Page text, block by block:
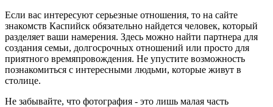
Если вас интересуют серьезные отношения, то на сайте
знакомств Каспийск обязательно найдется человек, который
разделяет ваши намерения. Здесь можно найти партнера для
создания семьи, долгосрочных отношений или просто для
приятного времяпровождения. Не упустите возможность
познакомиться с интересными людьми, которые живут в
столице.
Не забывайте, что фотография - это лишь малая часть